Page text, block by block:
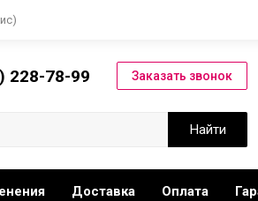
228-78-99
Доставка Оплата